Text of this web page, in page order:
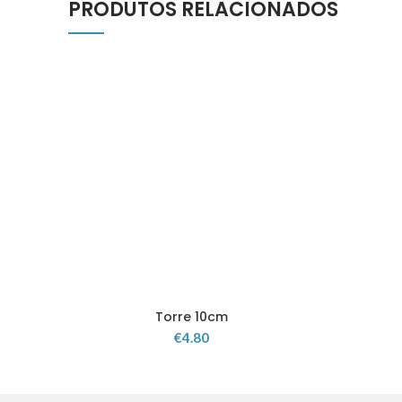
PRODUTOS RELACIONADOS
Torre 10cm
€4.80